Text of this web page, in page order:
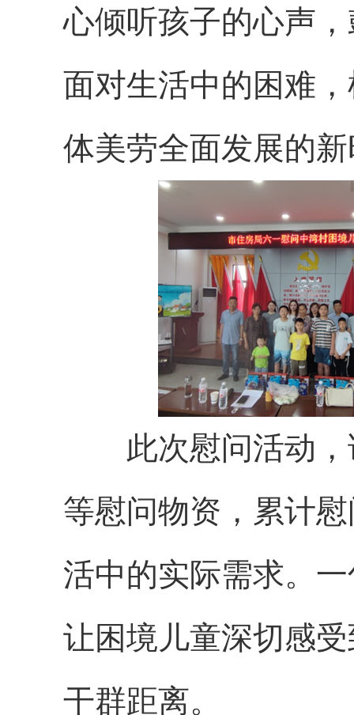
心倾听孩子的心声
面对生活中的困难
体美劳全面发展的
此次慰问活动，
等慰问物资，累计
活中的实际需求。
让困境儿童深切感
干群距离。